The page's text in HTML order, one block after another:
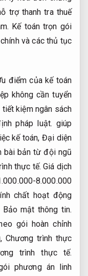
trợ thanh tra thuế
Kế toán trọn gói
và các thủ tục
điểm của kế toán
không cần tuyển
tiết kiệm ngân sách
pháp luật. giúp
kế toán, Đại diện
bài bản từ đội ngũ
thực tế. Giá dịch
8.000.000
chất hoạt động
Bảo mật thông tin.
gói hoàn chỉnh
Chương trình thực
trình thực tế.
phương án linh